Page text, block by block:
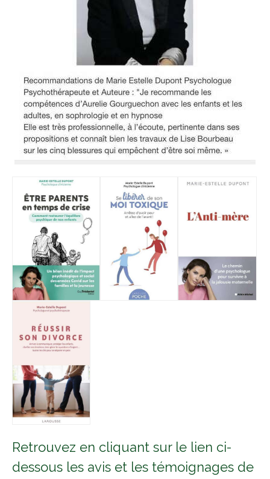
Retrouvez en cliquant sur le lien ci-
dessous les avis et les témoignages de